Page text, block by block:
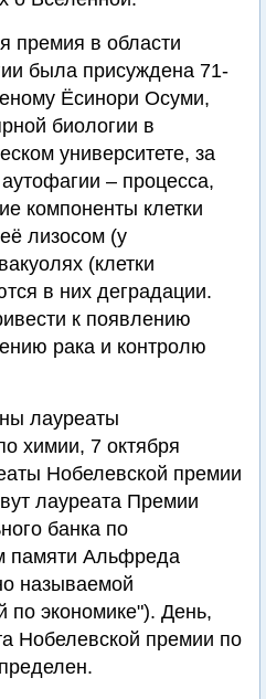
премия в области
была присуждена 71-
Ёсинори Осуми,
биологии в
университете, за
– процесса,
компоненты клетки
лизосом (у
(клетки
в них деградации.
к появлению
рака и контролю
лауреаты
химии, 7 октября
Нобелевской премии
лауреата Премии
банка по
памяти Альфреда
называемой
по экономике"). День,
Нобелевской премии по